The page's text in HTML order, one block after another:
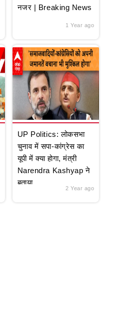
नजर | Breaking News
1 Year ago
UP Politics: लोकसभा
चुनाव में सपा-कांग्रेस का
यूपी में क्या होगा, मंत्री
Narendra Kashyap ने
बताया
2 Year ago